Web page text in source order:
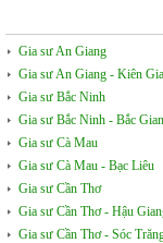
Gia sư An Giang
Gia sư An Giang - Kiên
Gia sư Bắc Ninh
Gia sư Bắc Ninh - Bắc
Gia sư Cà Mau
Gia sư Cà Mau - Bạc Liêu
Gia sư Cần Thơ
Gia sư Cần Thơ - Hậu
Gia sư Cần Thơ - Sóc